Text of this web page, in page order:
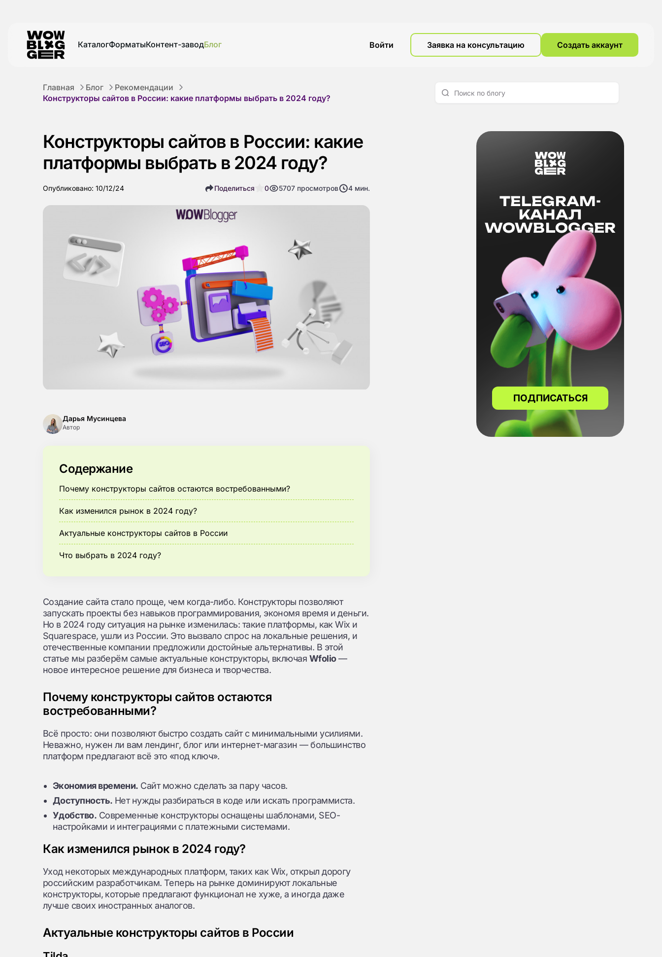
КаталогФорматыКонтент-заводБлог Войти Заявка на консультацию Создать аккаунт
Главная Блог
Рекомендации
Конструкторы сайтов в России: какие платформы выбрать в 2024 году?
TELEGRAM-
КАНАЛ
WOWBLOGGER
ПОДПИСАТЬСЯ
Конструкторы сайтов в России: какие
платформы выбрать в 2024 году?
Опубликовано: 10/12/24 Поделиться 0 5707 просмотров 4 мин.
Дарья Мусинцева
Автор
Содержание
Почему конструкторы сайтов остаются востребованными?
Как изменился рынок в 2024 году?
Актуальные конструкторы сайтов в России
Что выбрать в 2024 году?
Создание сайта стало проще, чем когда-либо. Конструкторы позволяют
запускать проекты без навыков программирования, экономя время и деньги.
Но в 2024 году ситуация на рынке изменилась: такие платформы, как Wix и
Squarespace, ушли из России. Это вызвало спрос на локальные решения, и
отечественные компании предложили достойные альтернативы. В этой
статье мы разберём самые актуальные конструкторы, включая Wfolio—
новое интересное решение для бизнеса и творчества.
Почему конструкторы сайтов остаются
востребованными?
Всё просто: они позволяют быстро создать сайт с минимальными усилиями.
Неважно, нужен ли вам лендинг, блог или интернет-магазин — большинство
платформ предлагают всё это «под ключ».
Экономия времени. Сайт можно сделать за пару часов.
Доступность. Нет нужды разбираться в коде или искать программиста.
Удобство. Современные конструкторы оснащены шаблонами, SEO-
настройками и интеграциями с платежными системами.
Как изменился рынок в 2024 году?
Уход некоторых международных платформ, таких как Wix, открыл дорогу
российским разработчикам. Теперь на рынке доминируют локальные
конструкторы, которые предлагают функционал не хуже, а иногда даже
лучше своих иностранных аналогов.
Актуальные конструкторы сайтов в России